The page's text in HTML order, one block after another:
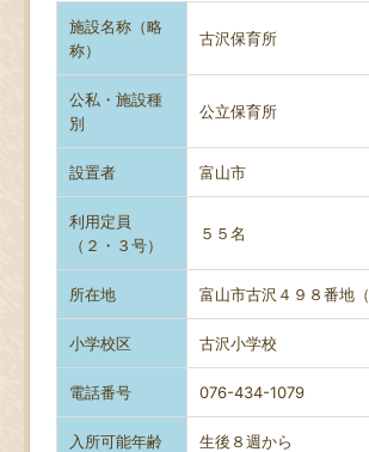
施設名称（略
称）
古沢保育所
公私・施設種
別
公立保育所
設置者 富山市
利用定員
（２・３号）
５５名
所在地 富山市古沢４９８番地（
小学校区 古沢小学校
電話番号 076-434-1079
入所可能年齢 生後８週から